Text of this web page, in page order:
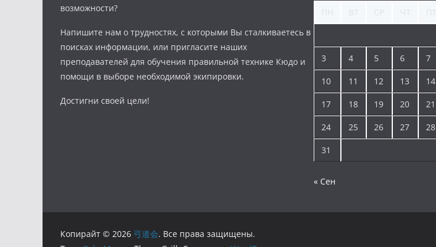
возможности?
Напишите нам о трудностях, с которыми Вы сталкиваетесь в
поисках информации, или пригласите наших
преподавателей для обучения правильной технике Кюдо и
помощи в выборе необходимой экипировки.
Достигни своей цели!
3 4 5 6 7
10 11 12 13 14
17 18 19 20 21
24 25 26 27 28
31
« Сен
Копирайт © 2026 弓道会. Все права защищены.